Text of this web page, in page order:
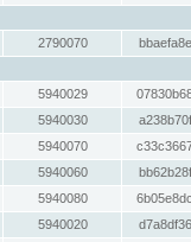
2790070
5940029
5940030
5940070
5940060
5940080
5940020